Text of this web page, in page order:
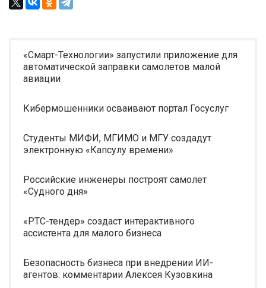
«Смарт-Технологии» запустили приложение для
автоматической заправки самолетов малой
авиации
Кибермошенники осваивают портал Госуслуг
Студенты МИФИ, МГИМО и МГУ создадут
электронную «Капсулу времени»
Российские инженеры построят самолет
«Судного дня»
«РТС-тендер» создаст интерактивного
ассистента для малого бизнеса
Безопасность бизнеса при внедрении ИИ-
агентов: комментарии Алексея Кузовкина